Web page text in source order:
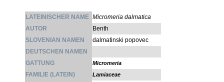
LATEINISCHER NAME Micromeria dalmatica
AUTOR
Benth
SLOVENIAN NAMEN
dalmatinski popovec
DEUTSCHEN NAMEN
GATTUNG
Micromeria
FAMILIE (LATEIN) Lamiaceae